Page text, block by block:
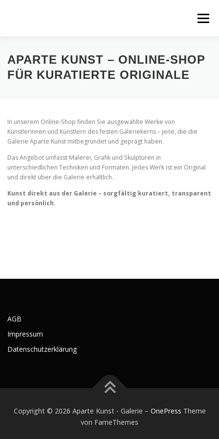
Menü
HOME AUSSTELLUNGEN GALERIE KUNSTPREIS
KUNST SHOP KUNST MIETEN KONTAKT IMPRESSUM
APARTE KUNST – ONLINE-SHOP
FÜR KURATIERTE ORIGINALE
In unserem Online-Shop finden Sie ausgewählte Werke von
Künstlerinnen und Künstlern des festen Galeriekerns – jene, die die
Galerie Aparte Kunst mitbegründet und geprägt haben.
Das Angebot umfasst Malerei, Grafik und Skulpturen in
unterschiedlichen Techniken und Formaten. Jedes Werk ist ein Original
und direkt über die Galerie erhältlich.
Kunst direkt aus der Galerie – sorgfältig kuratiert, transparent
und persönlich.
AGB
Impressum
Datenschutzerklärung
Copyright © 2026 Aparte Kunst - Galerie – OnePress Theme
von FameThemes